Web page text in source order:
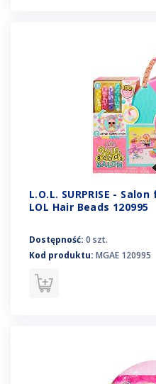
L.O.L. SURPRISE -
LOL Hair Beads 120995
Dostępność: 0 szt.
Kod produktu: MGAE 120995